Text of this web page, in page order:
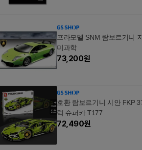
프라모델 SNM 람보르기니
미과학
73,200원
호환 람보르기니 시안 FKP
럭 슈퍼카 T177
72,490원